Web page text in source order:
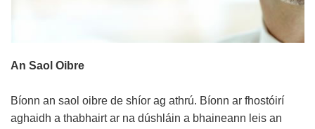
An Saol Oibre
Bíonn an saol oibre de shíor ag athrú. Bíonn ar fhostóirí
aghaidh a thabhairt ar na dúshláin a bhaineann leis an